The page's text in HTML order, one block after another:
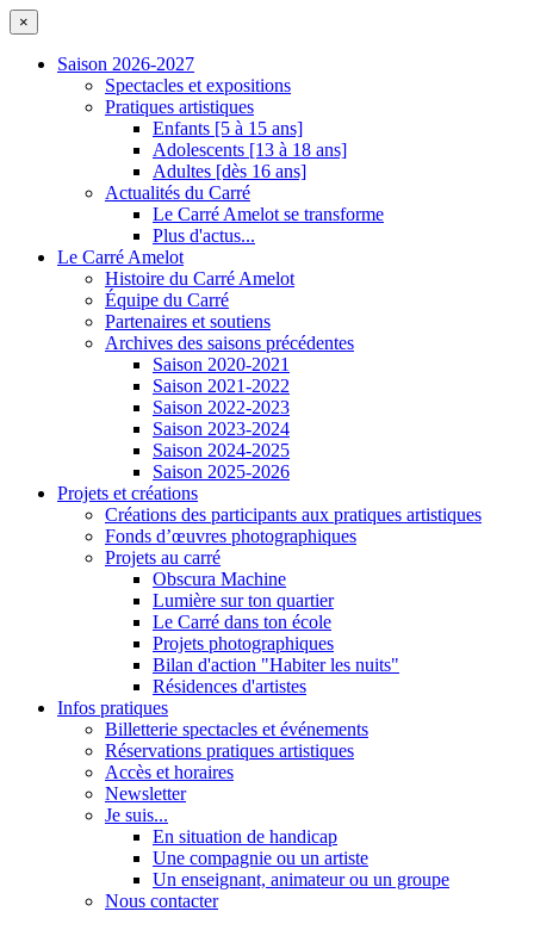
×
Saison 2026-2027
Spectacles et expositions
Pratiques artistiques
Enfants [5 à 15 ans]
Adolescents [13 à 18 ans]
Adultes [dès 16 ans]
Actualités du Carré
Le Carré Amelot se transforme
Plus d'actus...
Le Carré Amelot
Histoire du Carré Amelot
Équipe du Carré
Partenaires et soutiens
Archives des saisons précédentes
Saison 2020-2021
Saison 2021-2022
Saison 2022-2023
Saison 2023-2024
Saison 2024-2025
Saison 2025-2026
Projets et créations
Créations des participants aux pratiques artistiques
Fonds d’œuvres photographiques
Projets au carré
Obscura Machine
Lumière sur ton quartier
Le Carré dans ton école
Projets photographiques
Bilan d'action "Habiter les nuits"
Résidences d'artistes
Infos pratiques
Billetterie spectacles et événements
Réservations pratiques artistiques
Accès et horaires
Newsletter
Je suis...
En situation de handicap
Une compagnie ou un artiste
Un enseignant, animateur ou un groupe
Nous contacter